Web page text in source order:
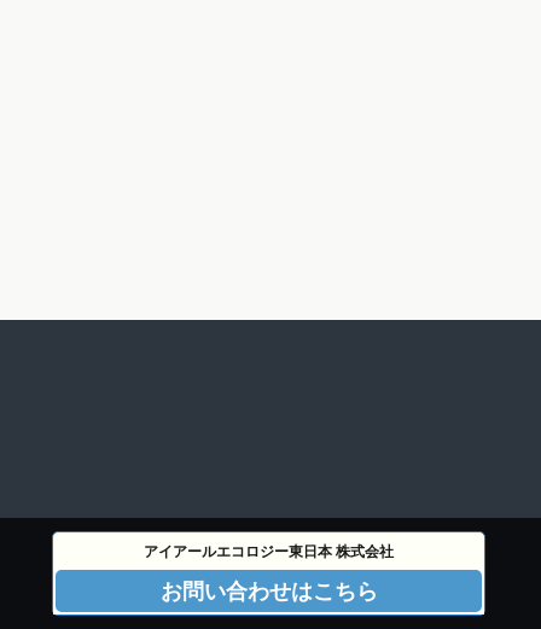
アイアールエコロジー東日本 株式会社
お問い合わせはこちら